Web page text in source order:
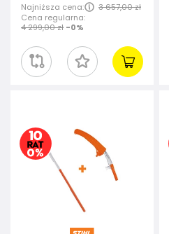
Najniższa cena:
3 657,00 zł
Cena regularna:
4 299,00 zł -0%